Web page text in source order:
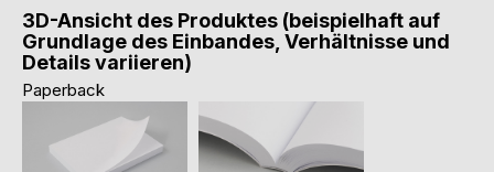
3D-Ansicht des Produktes (beispielhaft auf
Grundlage des Einbandes, Verhältnisse und
Details variieren)
Paperback